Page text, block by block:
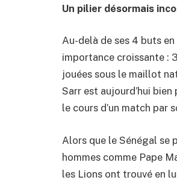
Un pilier désormais
Au-delà de ses 4 buts
importance croissante :
jouées sous le maillot
Sarr est aujourd’hui
le cours d’un match par
Alors que le Sénégal se
hommes comme Pape
les Lions ont trouvé en